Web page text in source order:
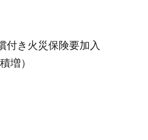
火災保険要加入
）